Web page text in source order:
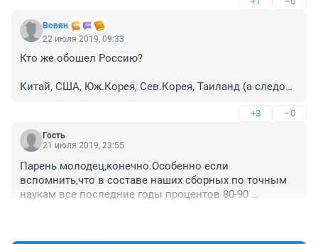
Вовян
22 июля 2019, 09:33
Кто же обошел Россию?
Китай, США, Юж.Корея, Сев.Корея, Таиланд (а следом
американской команды:
Colin Shanmo Tang
Vincent Huang
Brandon Wang
+3 –0
Гость
21 июля 2019, 23:55
Парень молодец,конечно.Особенно если
вспомнить,что в составе наших сборных по точным
наукам все последние годы процентов 80-90